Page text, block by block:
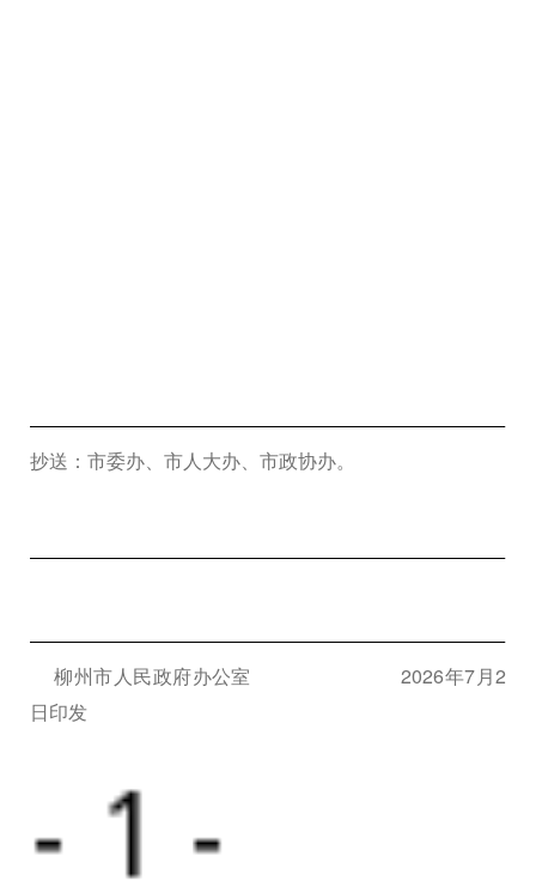
抄送：市委办、市人大办、市政协办。
柳州市人民政府办公室 2026年7月2
日印发